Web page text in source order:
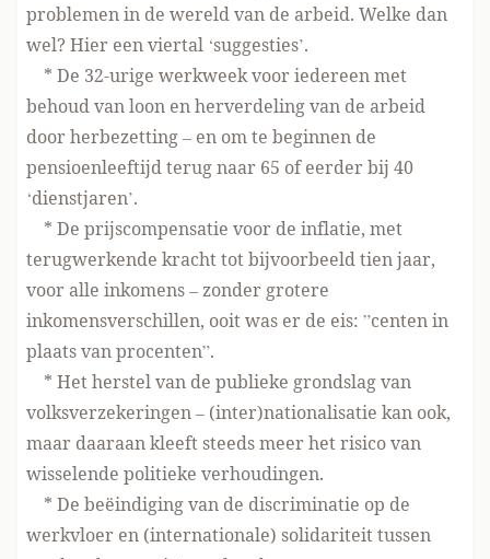
problemen in de wereld van de arbeid. Welke dan
wel? Hier een viertal ‘suggesties’.
* De 32-urige werkweek voor iedereen met
behoud van loon en herverdeling van de arbeid
door herbezetting – en om te beginnen de
pensioenleeftijd terug naar 65 of eerder bij 40
‘dienstjaren’.
* De prijscompensatie voor de inflatie, met
terugwerkende kracht tot bijvoorbeeld tien jaar,
voor alle inkomens – zonder grotere
inkomensverschillen, ooit was er de eis: ”centen in
plaats van procenten”.
* Het herstel van de publieke grondslag van
volksverzekeringen – (inter)nationalisatie kan ook,
maar daaraan kleeft steeds meer het risico van
wisselende politieke verhoudingen.
* De beëindiging van de discriminatie op de
werkvloer en (internationale) solidariteit tussen